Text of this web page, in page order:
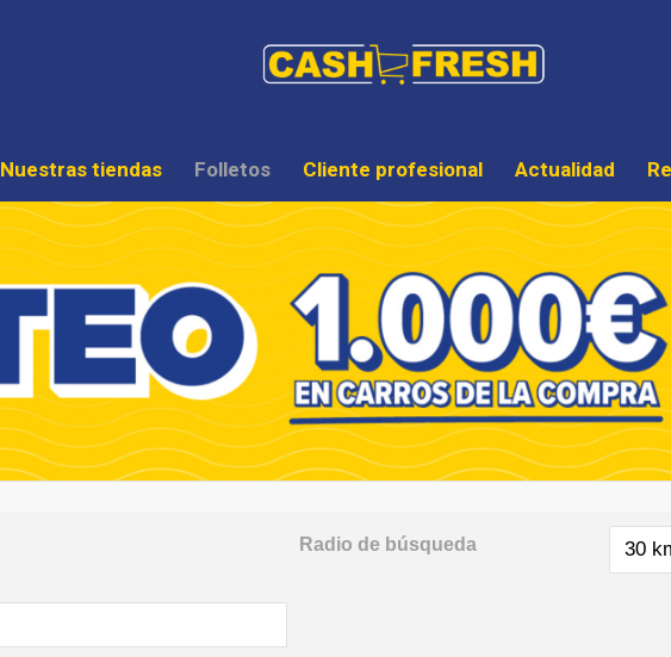
Nuestras tiendas Folletos Cliente profesional Actualidad
Radio de búsqueda 30